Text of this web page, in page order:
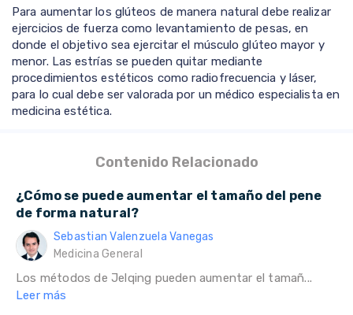
Para aumentar los glúteos de manera natural debe realizar
ejercicios de fuerza como levantamiento de pesas, en
donde el objetivo sea ejercitar el músculo glúteo mayor y
menor. Las estrías se pueden quitar mediante
procedimientos estéticos como radiofrecuencia y láser,
para lo cual debe ser valorada por un médico especialista en
medicina estética.
Contenido Relacionado
¿Cómo se puede aumentar el tamaño del pene
de forma natural?
Sebastian Valenzuela Vanegas
Medicina General
Los métodos de Jelqing pueden aumentar el tamañ...
Leer más